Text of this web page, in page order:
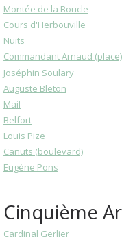
Montée de la Boucle
Cours d'Herbouville
Nuits
Commandant Arnaud (place)
Joséphin Soulary
Auguste Bleton
Mail
Belfort
Louis Pize
Canuts (boulevard)
Eugène Pons
Cinquième
Cardinal Gerlier